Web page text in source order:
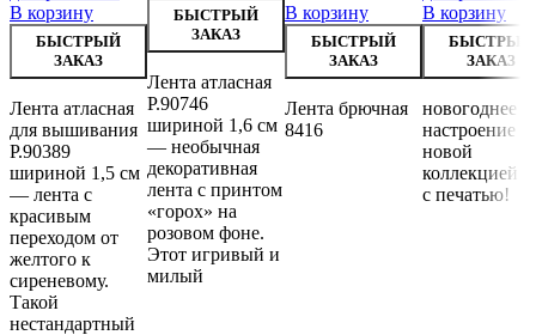
В корзину
БЫСТРЫЙ
ЗАКАЗ
Лента атласная
для вышивания
Р.90389
шириной 1,5 см
— лента с
красивым
переходом от
желтого к
сиреневому.
Такой
нестандартный
БЫСТРЫЙ
ЗАКАЗ
Лента атласная
Р.90746
шириной 1,6 см
— необычная
декоративная
лента с принтом
«горох» на
розовом фоне.
Этот игривый и
милый
В корзину
БЫСТРЫЙ
ЗАКАЗ
Лента брючная
8416
В корзину
БЫСТРЫЙ
ЗАКАЗ
новогоднее
настроение с
новой
коллекцией
с печатью!